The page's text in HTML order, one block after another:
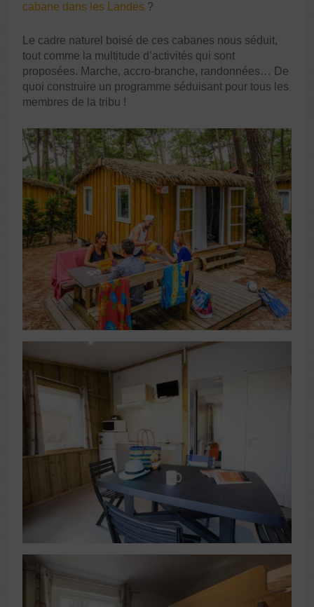
cabane dans les Landes ?
Le cadre naturel boisé de ces cabanes nous séduit,
tout comme la multitude d’activités qui sont
proposées. Marche, accro-branche, randonnées… De
quoi construire un programme séduisant pour tous les
membres de la tribu !